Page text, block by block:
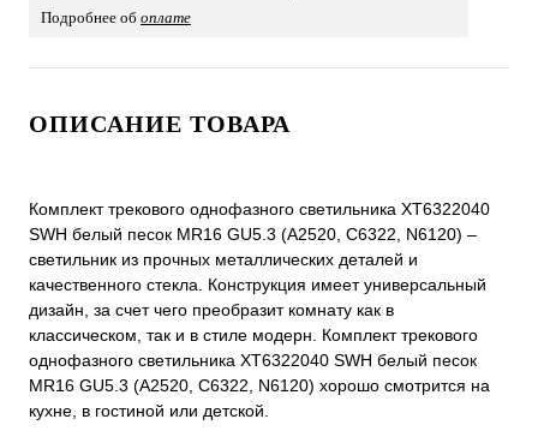
Подробнее об оплате
ОПИСАНИЕ ТОВАРА
Комплект трекового однофазного светильника XT6322040
SWH белый песок MR16 GU5.3 (A2520, C6322, N6120) –
светильник из прочных металлических деталей и
качественного стекла. Конструкция имеет универсальный
дизайн, за счет чего преобразит комнату как в
классическом, так и в стиле модерн. Комплект трекового
однофазного светильника XT6322040 SWH белый песок
MR16 GU5.3 (A2520, C6322, N6120) хорошо смотрится на
кухне, в гостиной или детской.